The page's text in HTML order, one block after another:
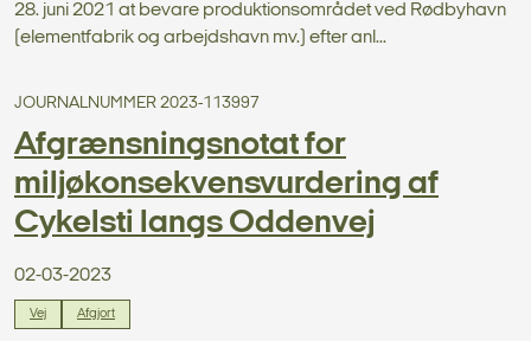
28. juni 2021 at bevare produktionsområdet ved Rødbyhavn
(elementfabrik og arbejdshavn mv.) efter anl...
JOURNALNUMMER 2023-113997
Afgrænsningsnotat for
miljøkonsekvensvurdering af
Cykelsti langs Oddenvej
02-03-2023
Vej Afgjort